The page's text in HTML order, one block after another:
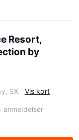
Resort,
by
SX Vis kort
anmeldelser